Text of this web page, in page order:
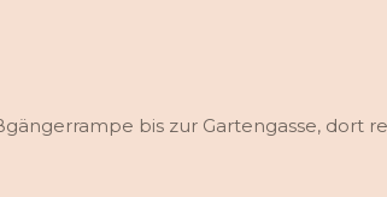
bis zur Gartengasse, dort